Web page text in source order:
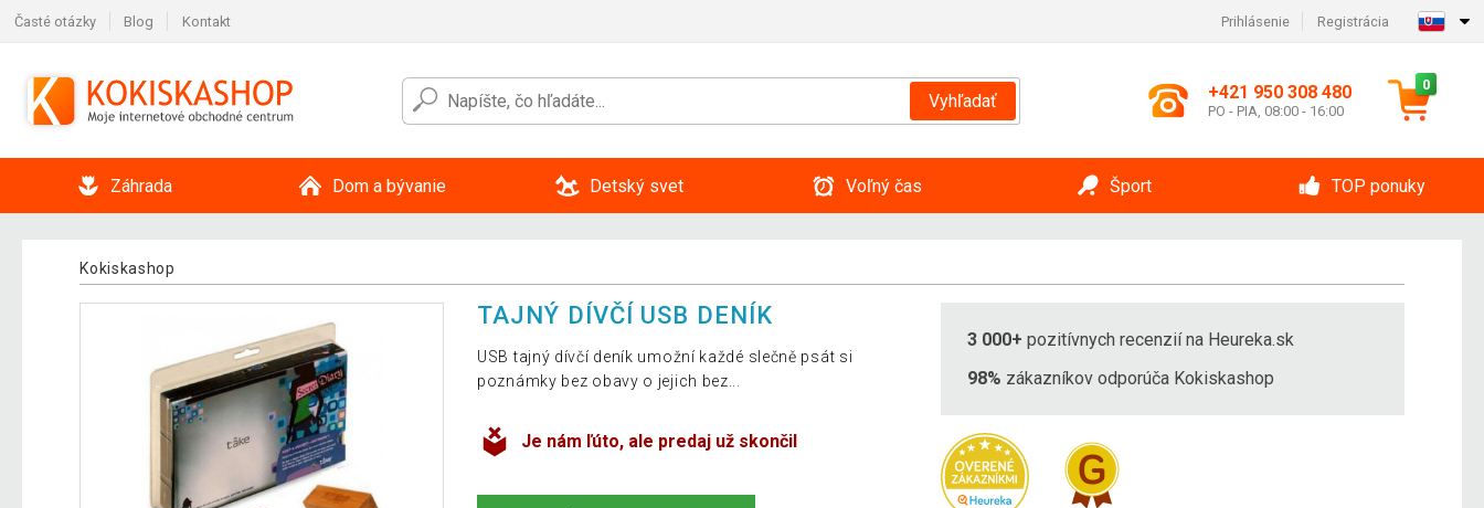
Časté otázky Blog Kontakt Prihlásenie Registrácia
Vyhľadať +421 950 308 480
PO - PIA, 08:00 - 16:00
0
Záhrada Dom a bývanie Detský svet Voľný čas Šport TOP ponuky
Kokiskashop
TAJNÝ DÍVČÍ USB DENÍK
USB tajný dívčí deník umožní každé slečně psát si
poznámky bez obavy o jejich bez...
Je nám ľúto, ale predaj už skončil
3 000+ pozitívnych recenzií na Heureka.sk
98% zákazníkov odporúča Kokiskashop